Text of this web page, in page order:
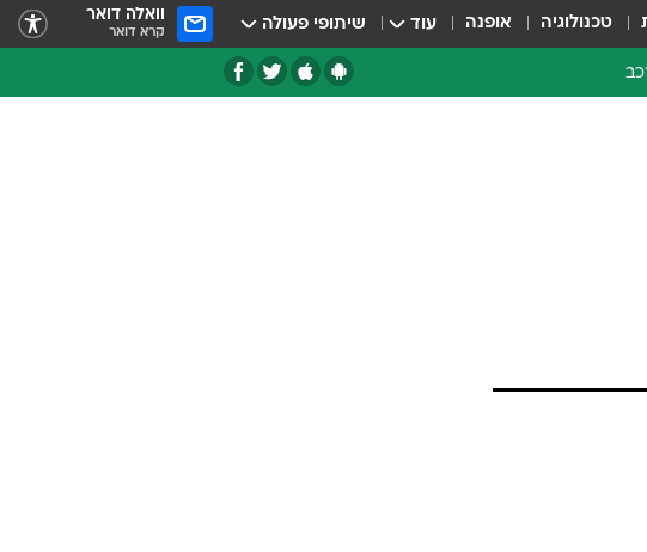
טכנולוגיה אופנה עוד שיתופי פעולה וואלה דואר
קרא דואר